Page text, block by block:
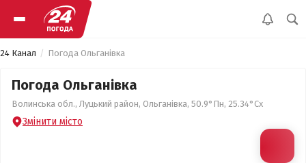
24 Канал Погода Ольганівка
Погода Ольганівка
Волинська обл., Луцький район, Ольганівка, 50.9°Пн, 25.34°Сх
Змінити місто